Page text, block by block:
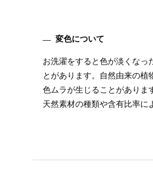
変色について
お洗濯をすると色が淡くなっ
とがあります。自然由来の植
色ムラが生じることがあり
天然素材の種類や含有比率に